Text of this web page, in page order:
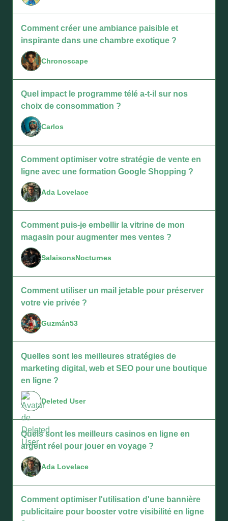
Comment créer une ambiance paisible et
inspirante dans une chambre exotique ?
Chronoscape
Quel impact le programme télé a-t-il sur nos
choix de consommation ?
Carlos
Comment optimiser votre stratégie de vente en
ligne avec une formation Google Shopping ?
Ada Lovelace
Comment puis-je embellir la vitrine de mon
magasin pour augmenter mes ventes ?
SalaisonsNocturnes
Comment utiliser un mail jetable pour préserver
votre vie privée ?
Guzmán53
Quelles sont les meilleures stratégies de
marketing digital, web et SEO pour une boutique
en ligne ?
Deleted User
Quels sont les meilleurs casinos en ligne en
argent réel pour jouer en voyage ?
Ada Lovelace
Comment optimiser l'utilisation d'une bannière
publicitaire pour booster votre visibilité en ligne